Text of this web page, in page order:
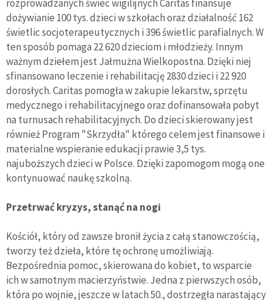
rozprowadzanych świec wigilijnych Caritas finansuje
dożywianie 100 tys. dzieci w szkołach oraz działalność 162
świetlic socjoterapeutycznych i 396 świetlic parafialnych. W
ten sposób pomaga 22 620 dzieciom i młodzieży. Innym
ważnym dziełem jest Jałmużna Wielkopostna. Dzięki niej
sfinansowano leczenie i rehabilitację 2830 dzieci i 22 920
dorosłych. Caritas pomogła w zakupie lekarstw, sprzętu
medycznego i rehabilitacyjnego oraz dofinansowała pobyt
na turnusach rehabilitacyjnych. Do dzieci skierowany jest
również Program "Skrzydła" którego celem jest finansowe i
materialne wspieranie edukacji prawie 3,5 tys.
najuboższych dzieci w Polsce. Dzięki zapomogom mogą one
kontynuować naukę szkolną.
Przetrwać kryzys, stanąć na nogi
Kościół, który od zawsze bronił życia z całą stanowczością,
tworzy też dzieła, które tę ochronę umożliwiają.
Bezpośrednia pomoc, skierowana do kobiet, to wsparcie
ich w samotnym macierzyństwie. Jedna z pierwszych osób,
która po wojnie, jeszcze w latach 50., dostrzegła narastający